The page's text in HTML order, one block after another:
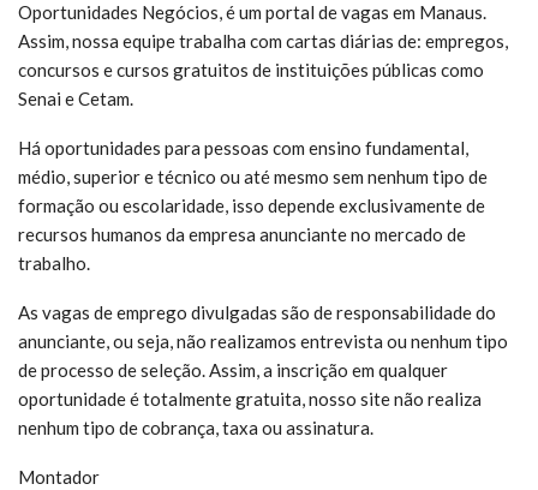
Oportunidades Negócios, é um portal de vagas em Manaus.
Assim, nossa equipe trabalha com cartas diárias de: empregos,
concursos e cursos gratuitos de instituições públicas como
Senai e Cetam.
Há oportunidades para pessoas com ensino fundamental,
médio, superior e técnico ou até mesmo sem nenhum tipo de
formação ou escolaridade, isso depende exclusivamente de
recursos humanos da empresa anunciante no mercado de
trabalho.
As vagas de emprego divulgadas são de responsabilidade do
anunciante, ou seja, não realizamos entrevista ou nenhum tipo
de processo de seleção. Assim, a inscrição em qualquer
oportunidade é totalmente gratuita, nosso site não realiza
nenhum tipo de cobrança, taxa ou assinatura.
Montador